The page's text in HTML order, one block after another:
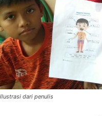
Ilustrasi dari penulis